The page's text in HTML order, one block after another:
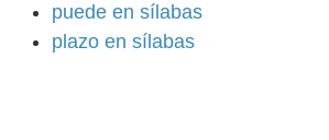
puede en sílabas
plazo en sílabas